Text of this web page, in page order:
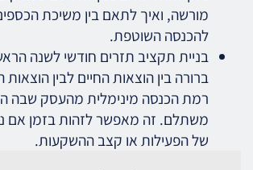
מורשה, ואיך לתאם בין משיכת
להכנסה השוטפת.
בניית תקציב תזרים חודשי לשנה
ברורה בין הוצאות החיים לבין
רמת הכנסה מינימלית מהעסק שבה
משתלם. זה מאפשר לזהות בזמן
של הפעילות או קצב ההשקעות.